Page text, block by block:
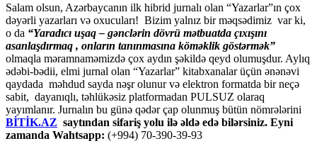
Salam olsun, Azərbaycanın ilk hibrid jurnalı olan “Yazarlar”ın çox
dəyərli yazarları və oxucuları! Bizim yalnız bir məqsədimiz var ki,
o da “Yaradıcı uşaq – gәnclәrin dövrü mәtbuatda çıxışını
asanlaşdırmaq , onların tanınmasına kömәklik göstәrmәk”
olmaqla məramnaməmizdə çox aydın şəkildə qeyd olumuşdur. Aylıq
ədəbi-bədii, elmi jurnal olan “Yazarlar” kitabxanalar üçün ənənəvi
qaydada məhdud sayda nəşr olunur və elektron formatda bir neçə
sabit, dayanıqlı, təhlükəsiz platformadan PULSUZ olaraq
yayımlanır. Jurnalın bu günə qədər çap olunmuş bütün nömrələrini
BİTİK.AZ saytından sifariş yolu ilə əldə edə bilərsiniz. Eyni
zamanda Wahtsapp: (+994) 70-390-39-93